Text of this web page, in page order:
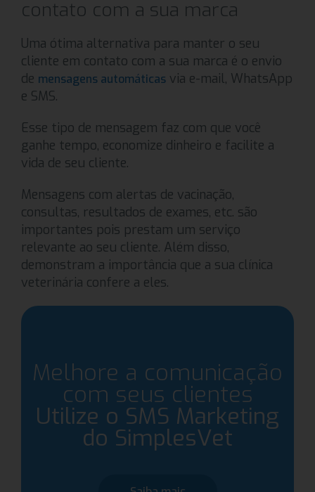
contato com a sua marca
Uma ótima alternativa para manter o seu
cliente em contato com a sua marca é o envio
de mensagens automáticas via e-mail, WhatsApp
e SMS.
Esse tipo de mensagem faz com que você
ganhe tempo, economize dinheiro e facilite a
vida de seu cliente.
Mensagens com alertas de vacinação,
consultas, resultados de exames, etc. são
importantes pois prestam um serviço
relevante ao seu cliente. Além disso,
demonstram a importância que a sua clínica
veterinária confere a eles.
Melhore a comunicação
com seus clientes
Utilize o SMS Marketing
do SimplesVet